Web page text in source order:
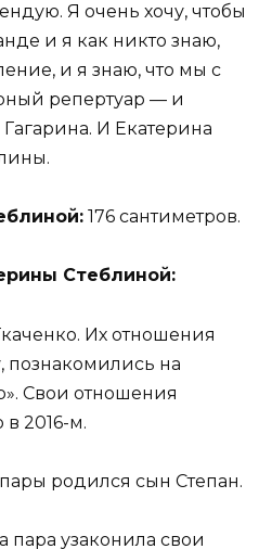
Я очень хочу, чтобы
и я как никто знаю,
и я знаю, что мы с
репертуар — и
И Екатерина
176 сантиметров.
Стеблиной:
Их отношения
познакомились на
Свои отношения
в 2016-м.
родился сын Степан.
пара узаконила свои